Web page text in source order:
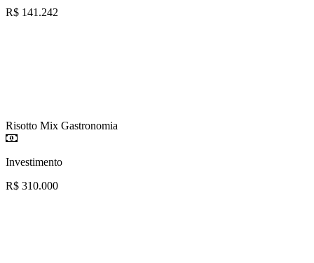
R$ 141.242
Risotto Mix Gastronomia
Investimento
R$ 310.000